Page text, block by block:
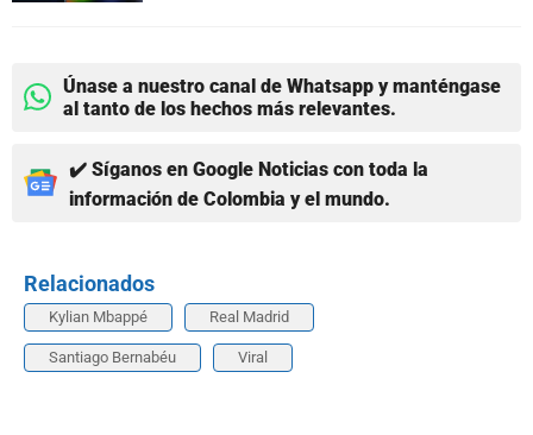
Únase a nuestro canal de Whatsapp y manténgase
al tanto de los hechos más relevantes.
✔️ Síganos en Google Noticias con toda la
información de Colombia y el mundo.
Relacionados
Kylian Mbappé Real Madrid
Santiago Bernabéu Viral